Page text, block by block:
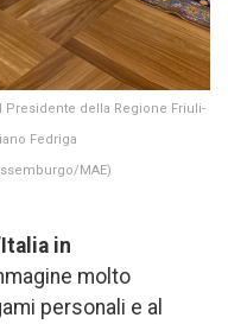
Presidente della Regione Friuli-
Fedriga
MAE)
in
molto
personali e al